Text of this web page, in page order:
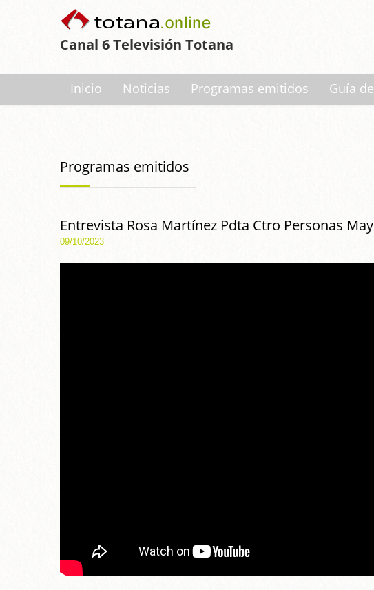
Canal 6 Televisión Totana
Inicio Noticias Programas emitidos Guía
Programas emitidos
Entrevista Rosa Martínez Pdta Ctro Personas
09/10/2023